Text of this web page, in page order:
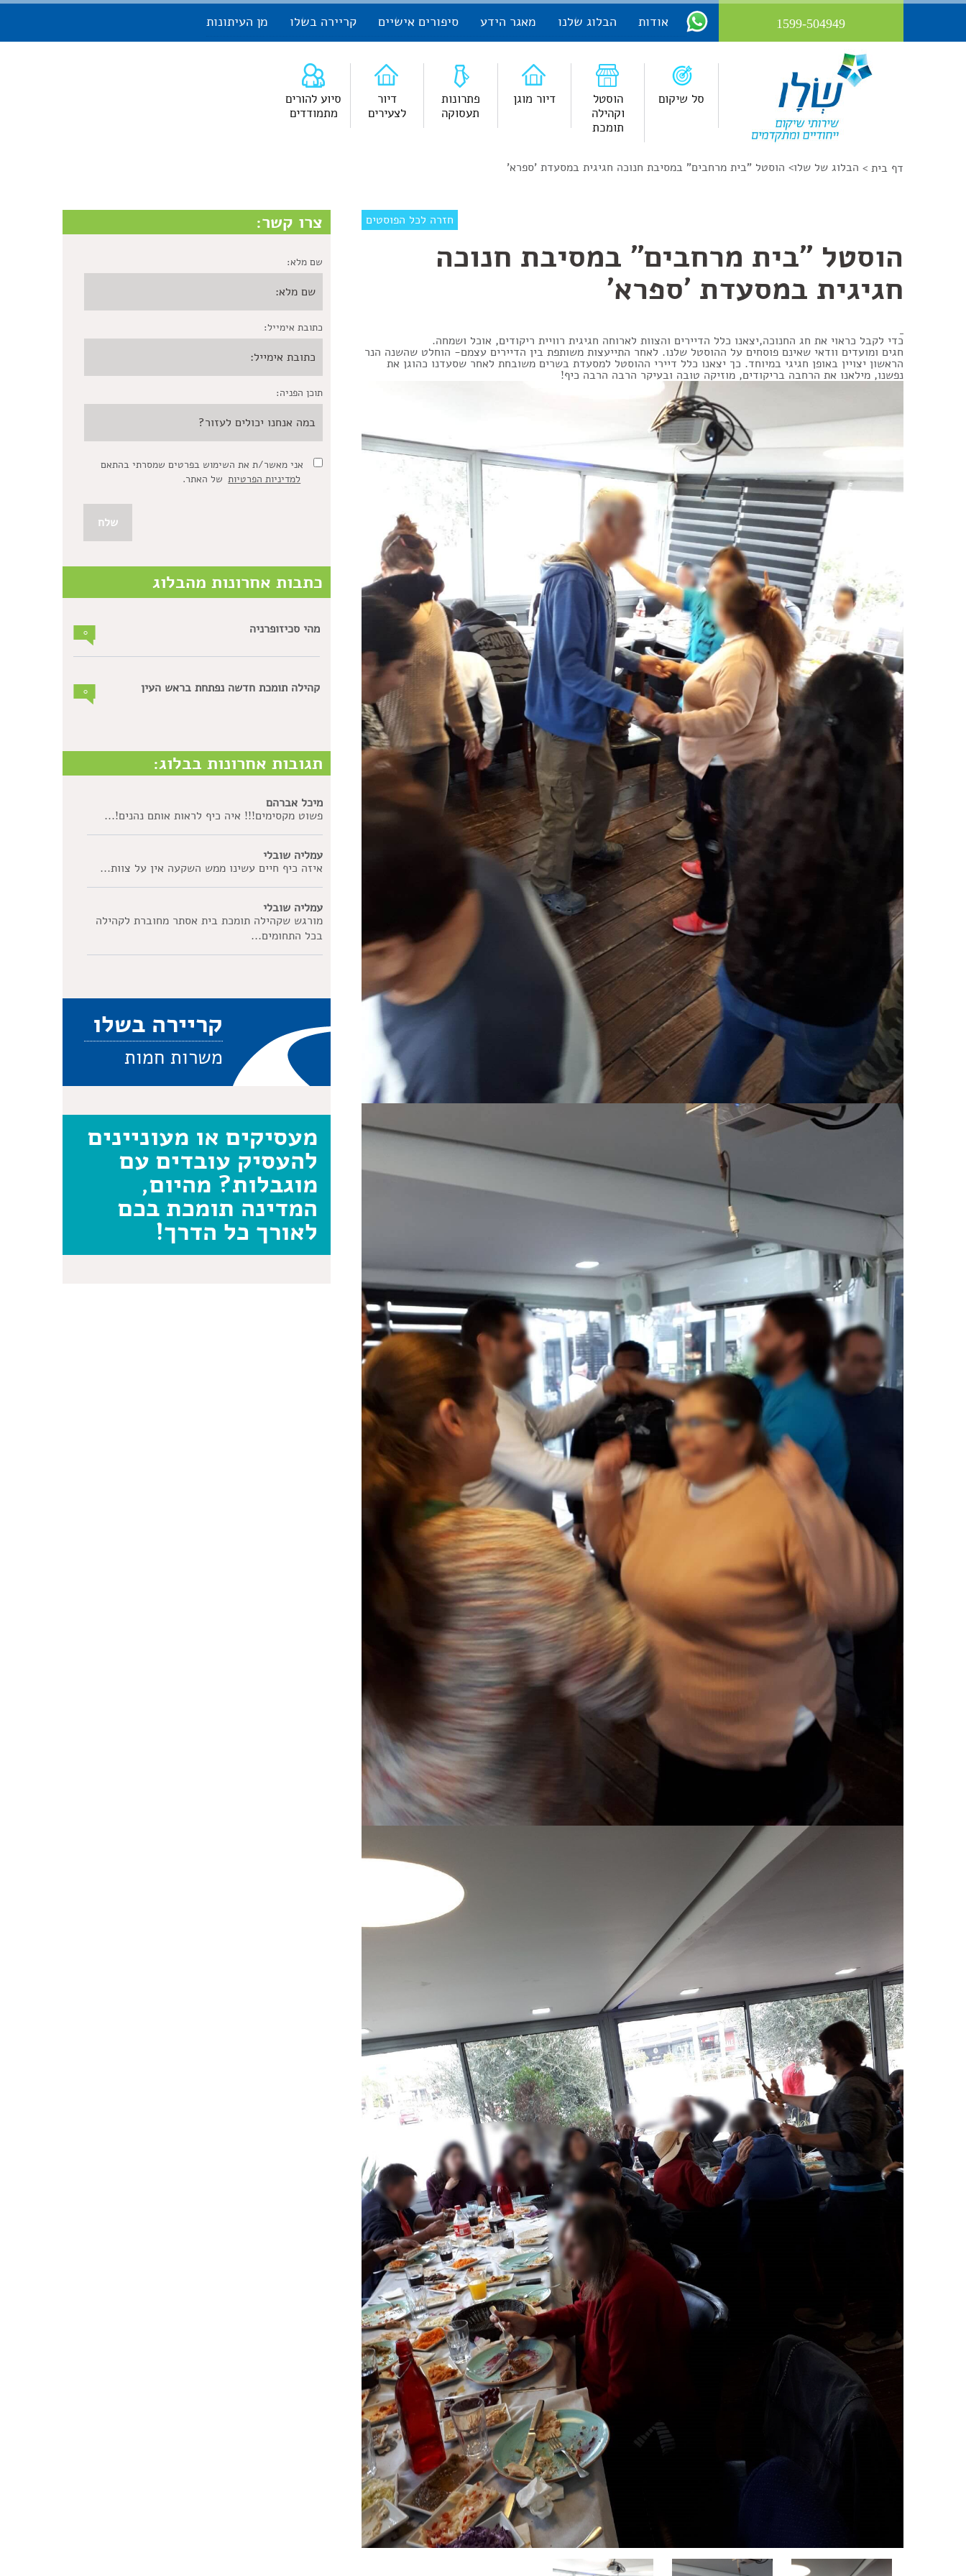
1599-504949 אודות הבלוג שלנו מאגר הידע סיפורים אישיים קריירה בשלו מן העיתונות
סל שיקום
הוסטל
וקהילה
תומכת
דיור מוגן
פתרונות
תעסוקה
דיור
לצעירים
סיוע להורים
מתמודדים
דף בית > הבלוג של שלו> הוסטל "בית מרחבים" במסיבת חנוכה חגיגית במסעדת 'ספרא'
חזרה לכל הפוסטים
הוסטל "בית מרחבים" במסיבת חנוכה
חגיגית במסעדת 'ספרא'
כדי לקבל כראוי את חג החנוכה,יצאנו כלל הדיירים והצוות לארוחה חגיגית רוויית ריקודים, אוכל ושמחה.
חגים ומועדים וודאי שאינם פוסחים על ההוסטל שלנו. לאחר התייעצות משותפת בין הדיירים עצמם- הוחלט שהשנה הנר
הראשון יצויין באופן חגיגי במיוחד. כך יצאנו כלל דיירי ההוסטל למסעדת בשרים משובחת לאחר שסעדנו כהוגן את
נפשנו, מילאנו את הרחבה בריקודים, מוזיקה טובה ובעיקר הרבה הרבה כיף!
צרו קשר:
שם מלא:
כתובת אימייל:
תוכן הפניה:
אני מאשר/ת את השימוש בפרטים שמסרתי בהתאם
למדיניות הפרטיות
כתבות אחרונות מהבלוג
מהי סכיזופרניה 0
קהילה תומכת חדשה נפתחת בראש העין 0
תגובות אחרונות בבלוג:
מיכל אברהם
פשוט מקסימים!!! איה כיף לראות אותם נהנים!...
עמליה שובלי
איזה כיף חיים עשינו ממש השקעה אין על צוות...
עמליה שובלי
מורגש שקהילה תומכת בית אסתר מחוברת לקהילה
בכל התחומים...
קריירה בשלו
משרות חמות
מעסיקים או מעוניינים
להעסיק עובדים עם
מוגבלות? מהיום,
המדינה תומכת בכם
לאורך כל הדרך!